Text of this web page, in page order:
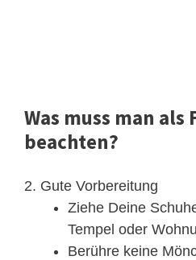
Was muss man als
beachten?
2. Gute Vorbereitung
Ziehe Deine
Tempel oder
Berühre keine